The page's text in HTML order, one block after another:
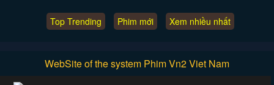
Top Trending Phim mới Xem nhiều nhất
WebSite of the system Phim Vn2 Viet Nam